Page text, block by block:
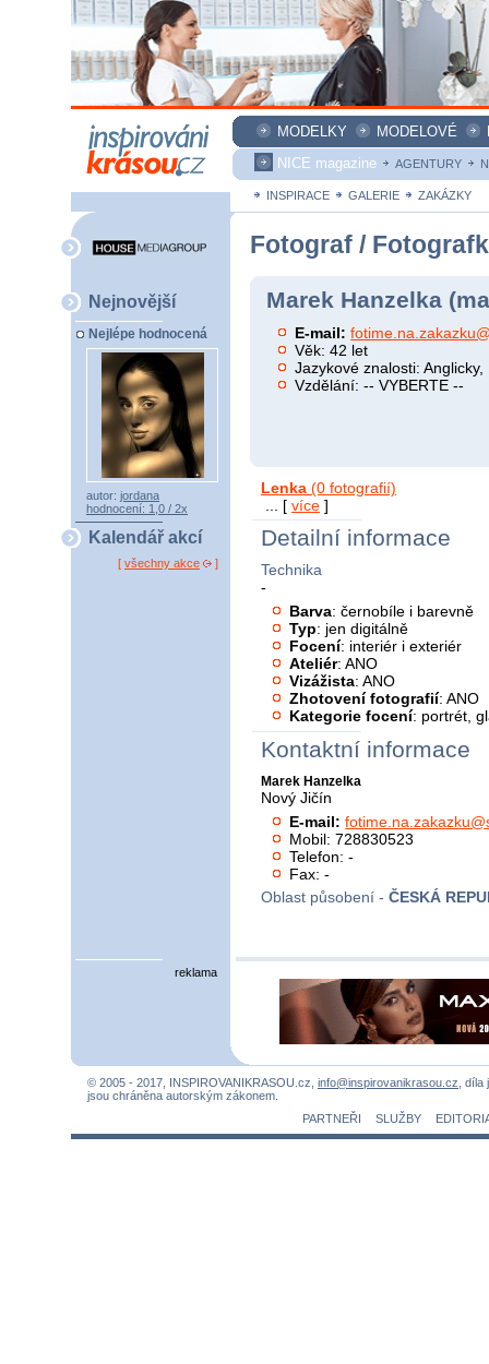
MODELKY MODELOVÉ
NICE magazine
AGENTURY
INSPIRACE GALERIE ZAKÁZKY
Nejnovější
Nejlépe hodnocená
autor: jordana
hodnocení: 1,0 / 2x
Kalendář akcí
[ všechny akce ]
Fotograf /
Marek Hanzelka
E-mail:
Věk: 42 let
Jazykové znalosti: Anglicky,
Vzdělání: -- VYBERTE --
Lenka (0 fotografií)
... [ více ]
Detailní informace
Technika
-
Barva: černobíle i barevně
Typ: jen digitálně
Focení: interiér i exteriér
Ateliér: ANO
Vizážista: ANO
Zhotovení fotografií: ANO
Kategorie focení: portrét,
Kontaktní informace
Marek Hanzelka
Nový Jičín
E-mail:
Mobil: 728830523
Telefon: -
Fax: -
Oblast působení - ČESKÁ
reklama
© 2005 - 2017, INSPIROVANIKRASOU.cz, info@inspirovanikrasou.cz ,
jsou chráněna autorským zákonem.
PARTNEŘI
SLUŽBY